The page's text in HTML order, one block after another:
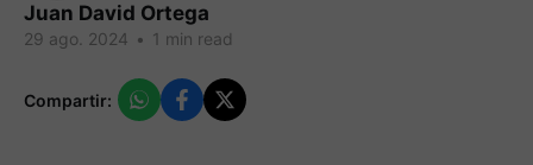
Juan David Ortega
29 ago. 2024 • 1 min read
Compartir: